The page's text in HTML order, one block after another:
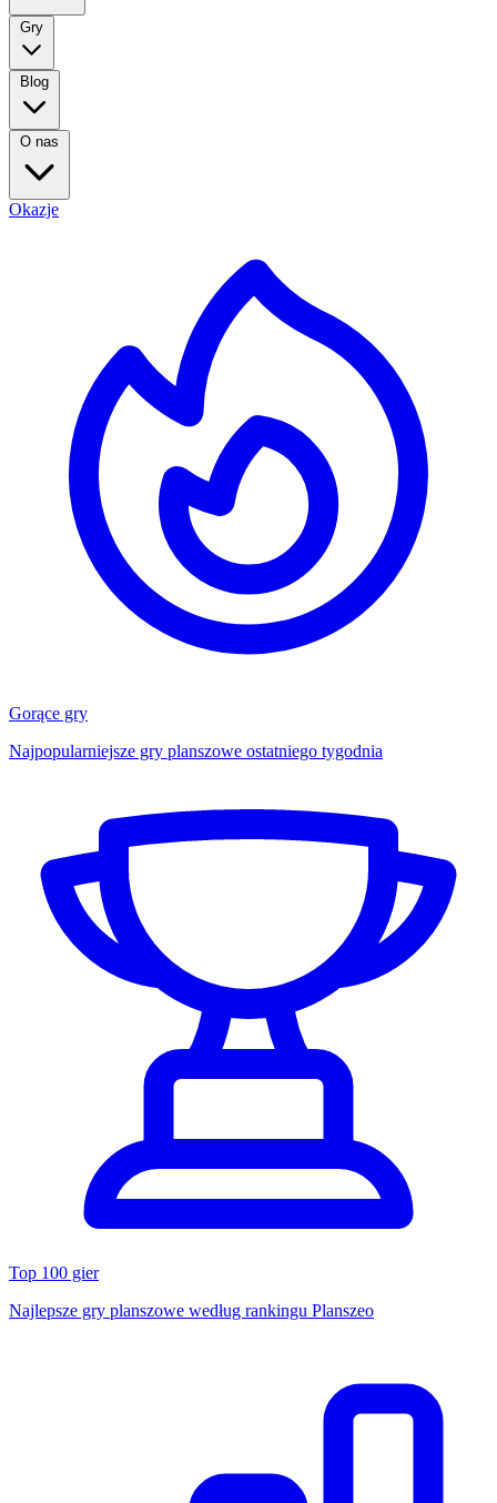
Gry
Blog
O nas
Okazje
Gorące gry
Najpopularniejsze gry planszowe ostatniego tygodnia
Top 100 gier
Najlepsze gry planszowe według rankingu Planszeo